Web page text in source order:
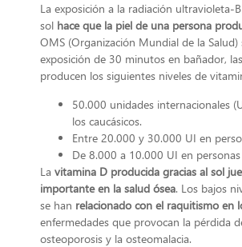
La exposición a la radiación ultravioleta-
sol hace que la piel de una persona
OMS (Organización Mundial de la Salud)
exposición de 30 minutos en bañador,
producen los siguientes niveles de
50.000 unidades internacionales
los caucásicos.
Entre 20.000 y 30.000 UI en
De 8.000 a 10.000 UI en
La vitamina D producida gracias al sol
importante en la salud ósea. Los bajos
se han relacionado con el raquitismo en
enfermedades que provocan la pérdida
osteoporosis y la osteomalacia.